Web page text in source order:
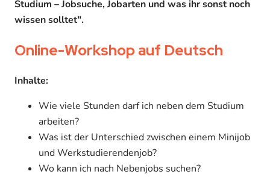
Studium – Jobsuche, Jobarten und was ihr sonst noch
wissen solltet".
Online-Workshop auf Deutsch
Inhalte:
Wie viele Stunden darf ich neben dem Studium
arbeiten?
Was ist der Unterschied zwischen einem Minijob
und Werkstudierendenjob?
Wo kann ich nach Nebenjobs suchen?